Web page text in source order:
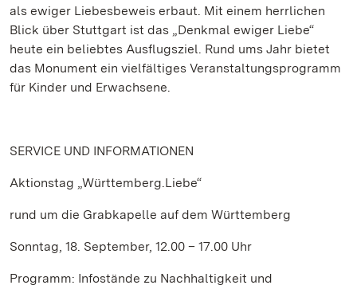
als ewiger Liebesbeweis erbaut. Mit einem herrlichen
Blick über Stuttgart ist das „Denkmal ewiger Liebe“
heute ein beliebtes Ausflugsziel. Rund ums Jahr bietet
das Monument ein vielfältiges Veranstaltungsprogramm
für Kinder und Erwachsene.
SERVICE UND INFORMATIONEN
Aktionstag „Württemberg.Liebe“
rund um die Grabkapelle auf dem Württemberg
Sonntag, 18. September, 12.00 – 17.00 Uhr
Programm: Infostände zu Nachhaltigkeit und